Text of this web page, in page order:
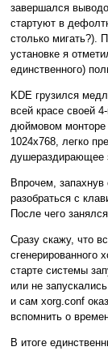
завершался
стартуют в
столько мигать?).
установке я
единственного)
KDE грузился
всей красе своей
дюймовом монторе
1024x768, легко
душераздирающее
Впрочем,
разобраться с
После чего
Сразу скажу, что
сгенерированного
старте системы
или не
и сам xorg.conf
вспомнить о
В итоге